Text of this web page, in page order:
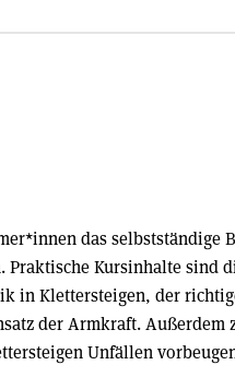
das selbstständige
Kursinhalte sind
in Klettersteigen, der
der Armkraft.
Unfällen